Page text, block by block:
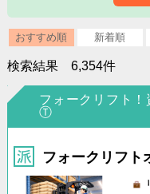
おすすめ順 新着順
検索結果 6,354件
フォークリフト
Ⓣ
フォークリフト